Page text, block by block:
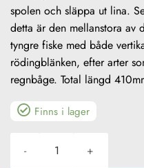
spolen och släppa ut lina.
detta är den mellanstora av
tyngre fiske med både
rödingblänken, efter arter
regnbåge. Total längd
Finns i lager